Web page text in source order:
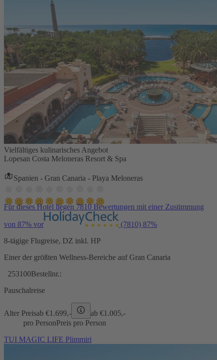
Vielfältiges kulinarisches Angebot
Lopesan Costa Meloneras Resort & Spa
Spanien - Gran Canaria - Playa Meloneras
Für dieses Hotel liegen 7810 Bewertungen mit einer Zustimmung
von 87% vor (7810) 87%
8-tägige Flugreise, DZ inkl. HP
Einer der größten Wellness-Bereiche auf Gran Canaria
253100Bestellnr.:
Pauschalreise
Alter Preisab €1.699,- ab €1.005,-
pro PersonPreis pro Person
TUI MAGIC LIFE Plimmiri